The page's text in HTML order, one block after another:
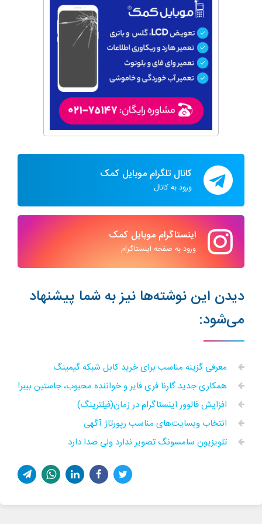
کانال تلگرام موبایل کمک
ورود به کانال
اینستاگرام موبایل کمک
ورود به صفحه اینستاگرام
دیدن این نوشته‌ها نیز به شما پیشنهاد
می‌شود:
معرفی گزینه مناسب برای خرید کابل شبکه گیمینگ
همکاری جدید گارنا فری فایر و خواننده محبوب، جاستین بیبر!
افزایش فالوور اینستاگرام در زمان(فیلترینگ)
انتخاب وبسایت‌های مناسب رپورتاژ آگهی
تلویزیون سامسونگ تصویر ندارد ولی صدا دارد